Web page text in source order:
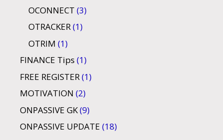
OCONNECT (3)
OTRACKER(1)
OTRIM (1)
FINANCE Tips (1)
FREE REGISTER(1)
MOTIVATION (2)
ONPASSIVE GK(9)
ONPASSIVE UPDATE (18)